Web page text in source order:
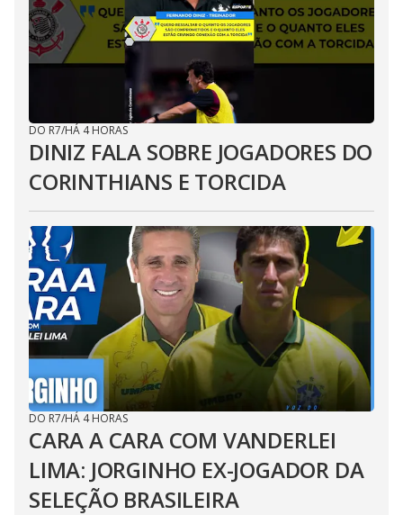
DO R7/HÁ 4 HORAS
DINIZ FALA SOBRE JOGADORES DO
CORINTHIANS E TORCIDA
DO R7/HÁ 4 HORAS
CARA A CARA COM VANDERLEI
LIMA: JORGINHO EX-JOGADOR DA
SELEÇÃO BRASILEIRA